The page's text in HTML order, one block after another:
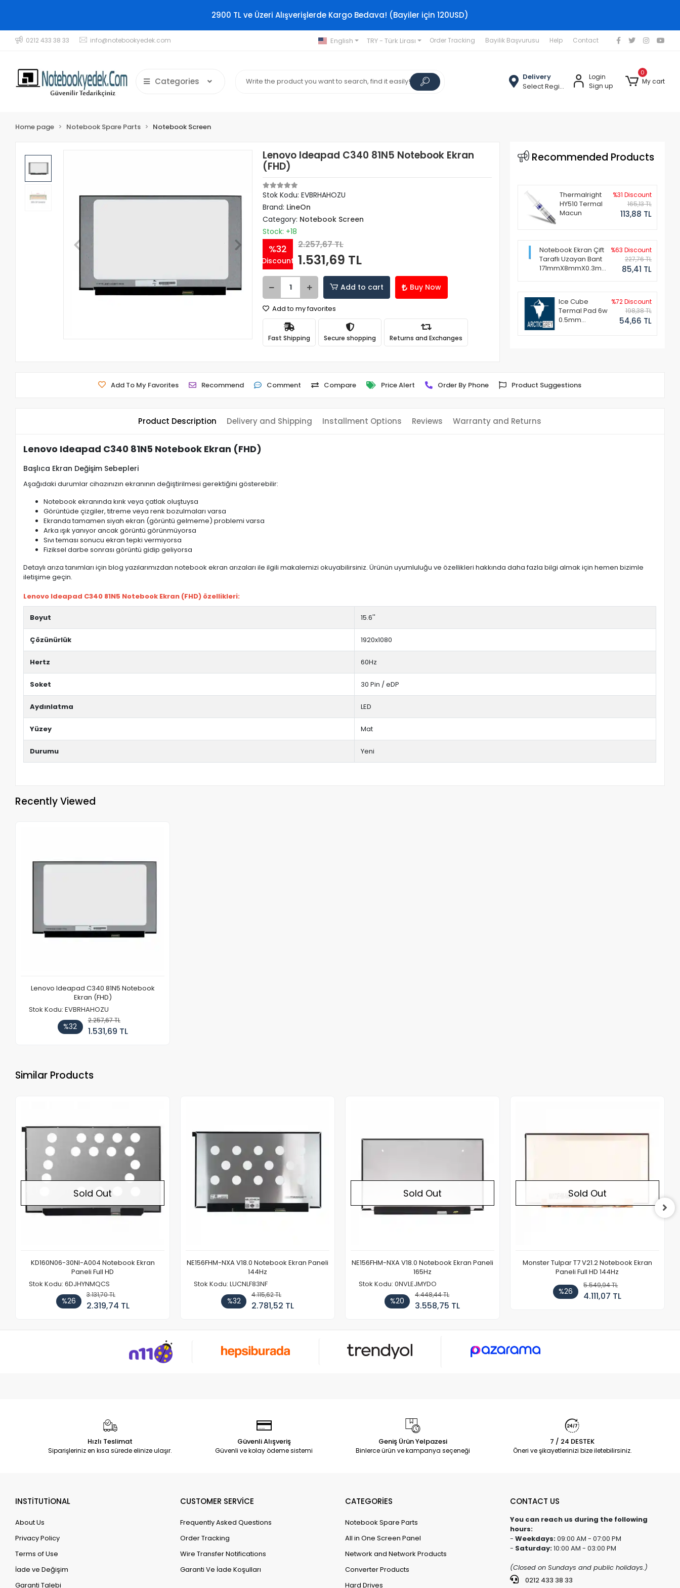
2900 TL ve Üzeri Alışverişlerde Kargo Bedava! (Bayiler için 120USD)
0212 433 38 33 info@notebookyedek.com English TRY - Türk Lirası Order Tracking Bayilik Başvurusu Help Contact
Categories
Delivery
Select Region
Login
Sign up
0
My cart
Home page Notebook Spare Parts Notebook Screen
Lenovo Ideapad C340 81N5 Notebook Ekran
(FHD)
Stok Kodu: EVBRHAHOZU
Brand: LineOn
Category: Notebook Screen
Stock: +18
%32
Discount
2.257,67 TL
1.531,69 TL
Add to cart Buy Now
Add to my favorites
Fast Shipping Secure shopping Returns and Exchanges
Recommended Products
Thermalright
HY510 Termal
Macun
%31 Discount
165,13 TL
113,88 TL
Notebook Ekran Çift
Taraflı Uzayan Bant
171mmX8mmX0.3mm
%63 Discount
227,76 TL
85,41 TL
Ice Cube
Termal Pad 6w
0.5mm
%72 Discount
198,38 TL
54,66 TL
Add To My Favorites Recommend Comment Compare Price Alert Order By Phone Product Suggestions
Product Description Delivery and Shipping Installment Options Reviews Warranty and Returns
Lenovo Ideapad C340 81N5 Notebook Ekran (FHD)
Başlıca Ekran Değişim Sebepleri
Aşağıdaki durumlar cihazınızın ekranının değiştirilmesi gerektiğini gösterebilir:
Notebook ekranında kırık veya çatlak oluştuysa
Görüntüde çizgiler, titreme veya renk bozulmaları varsa
Ekranda tamamen siyah ekran (görüntü gelmeme) problemi varsa
Arka ışık yanıyor ancak görüntü görünmüyorsa
Sıvı teması sonucu ekran tepki vermiyorsa
Fiziksel darbe sonrası görüntü gidip geliyorsa
Detaylı arıza tanımları için blog yazılarımızdan notebook ekran arızaları ile ilgili makalemizi okuyabilirsiniz. Ürünün uyumluluğu ve özellikleri hakkında daha fazla bilgi almak için hemen bizimle
iletişime geçin.
Lenovo Ideapad C340 81N5 Notebook Ekran (FHD) özellikleri:
Boyut 15.6''
Çözünürlük 1920x1080
Hertz 60Hz
Soket 30 Pin / eDP
Aydınlatma LED
Yüzey Mat
Durumu Yeni
Recently Viewed
Lenovo Ideapad C340 81N5 Notebook
Ekran (FHD)
Stok Kodu: EVBRHAHOZU
%32
2.257,67 TL
1.531,69 TL
Similar Products
Sold Out
KD160N06-30NI-A004 Notebook Ekran
Paneli Full HD
Stok Kodu: 6DJHYNMQCS
%26
3.131,70 TL
2.319,74 TL
NE156FHM-NXA V18.0 Notebook Ekran Paneli
144Hz
Stok Kodu: LUCNLF83NF
%32
4.115,62 TL
2.781,52 TL
Sold Out
NE156FHM-NXA V18.0 Notebook Ekran Paneli
165Hz
Stok Kodu: 0NVLEJMYDO
%20
4.448,44 TL
3.558,75 TL
Sold Out
Monster Tulpar T7 V21.2 Notebook Ekran
Paneli Full HD 144Hz
%26
5.549,94 TL
4.111,07 TL
Hızlı Teslimat
Siparişleriniz en kısa sürede elinize ulaşır.
Güvenli Alışveriş
Güvenli ve kolay ödeme sistemi
Geniş Ürün Yelpazesi
Binlerce ürün ve kampanya seçeneği
7 / 24 DESTEK
Öneri ve şikayetlerinizi bize iletebilirsiniz.
INSTİTUTİONAL
About Us
Privacy Policy
Terms of Use
İade ve Değişim
Garanti Talebi
CUSTOMER SERVİCE
Frequently Asked Questions
Order Tracking
Wire Transfer Notifications
Garanti Ve İade Koşulları
CATEGORİES
Notebook Spare Parts
All in One Screen Panel
Network and Network Products
Converter Products
Hard Drives
CONTACT US
You can reach us during the following
hours:
- Weekdays:09:00 AM - 07:00 PM
- Saturday:10:00 AM - 03:00 PM
(Closed on Sundays and public holidays.)
0212 433 38 33